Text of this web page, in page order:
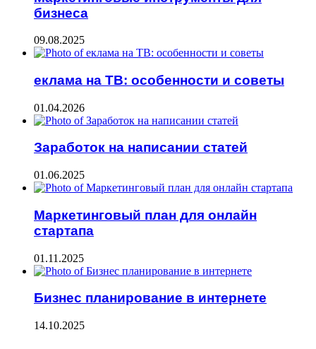
бизнеса
09.08.2025
еклама на ТВ: особенности и советы
01.04.2026
Заработок на написании статей
01.06.2025
Маркетинговый план для онлайн
стартапа
01.11.2025
Бизнес планирование в интернете
14.10.2025